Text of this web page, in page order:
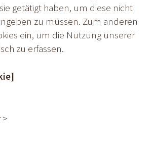
getätigt haben, um diese nicht
zu müssen. Zum anderen
ein, um die Nutzung unserer
zu erfassen.
>